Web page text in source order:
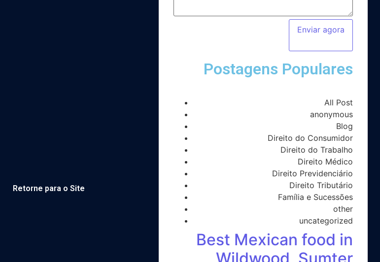
Retorne para o Site
Enviar agora
Postagens Populares
All Post
anonymous
Blog
Direito do Consumidor
Direito do Trabalho
Direito Médico
Direito Previdenciário
Direito Tributário
Família e Sucessões
other
uncategorized
Best Mexican food in